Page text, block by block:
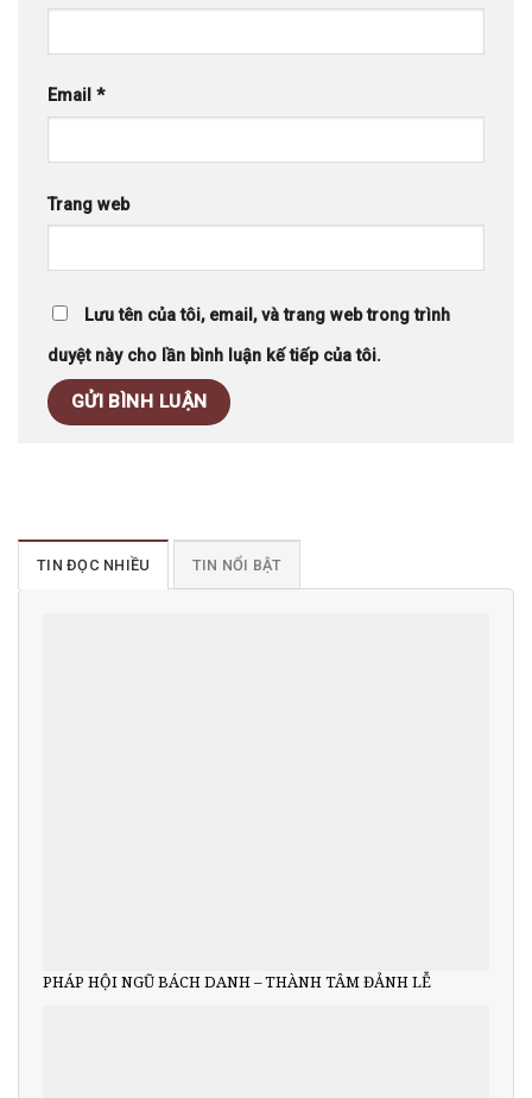
Email *
Trang web
Lưu tên của tôi, email, và trang web trong trình
duyệt này cho lần bình luận kế tiếp của tôi.
TIN ĐỌC NHIỀU TIN NỔI BẬT
PHÁP HỘI NGŨ BÁCH DANH – THÀNH TÂM ĐẢNH LỄ